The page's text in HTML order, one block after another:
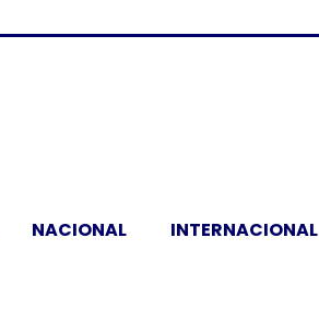
NACIONAL INTERNACIONAL